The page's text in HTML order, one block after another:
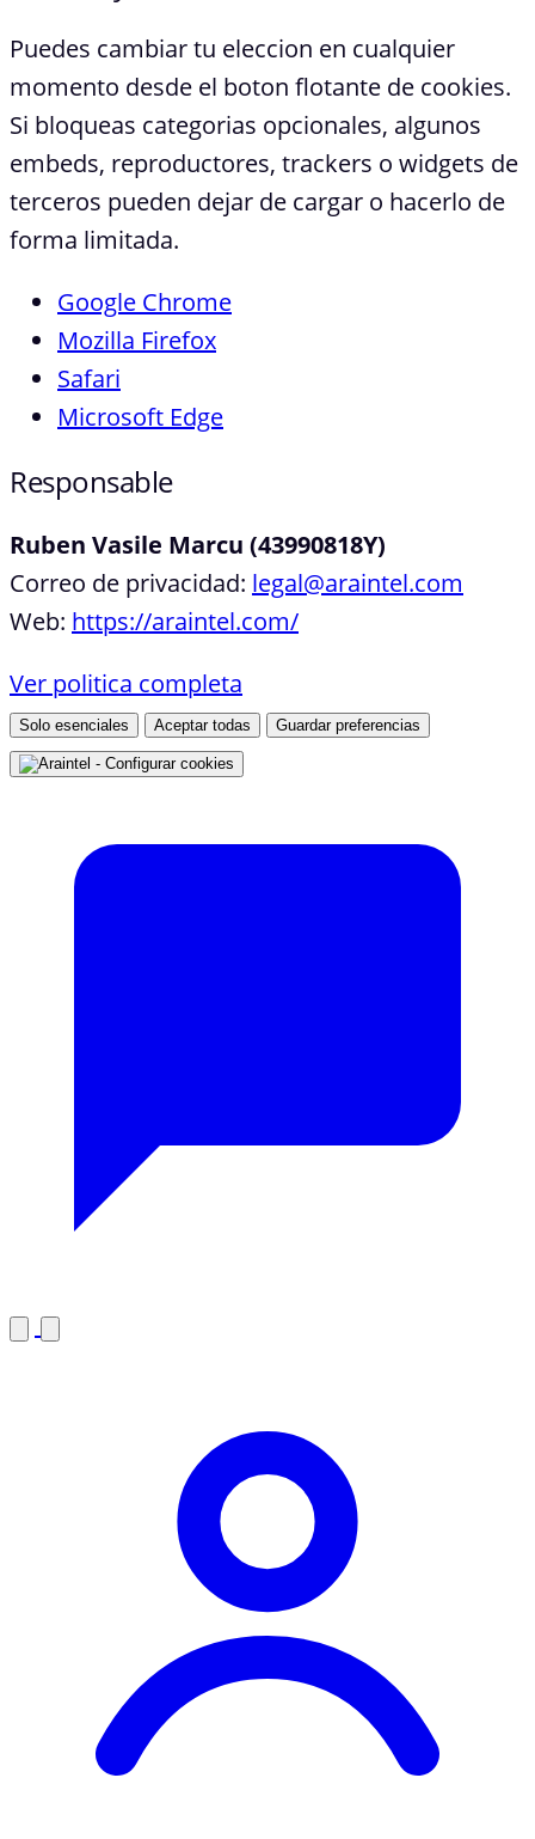
Puedes cambiar tu eleccion en cualquier
momento desde el boton flotante de cookies.
Si bloqueas categorias opcionales, algunos
embeds, reproductores, trackers o widgets de
terceros pueden dejar de cargar o hacerlo de
forma limitada.
Google Chrome
Mozilla Firefox
Safari
Microsoft Edge
Responsable
Ruben Vasile Marcu (43990818Y)
Correo de privacidad: legal@araintel.com
Web: https://araintel.com/
Ver politica completa
Solo esenciales Aceptar todas Guardar preferencias